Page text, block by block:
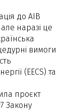
до AIB
наразі це
вимоги
(EECS) та
проєкт
Закону